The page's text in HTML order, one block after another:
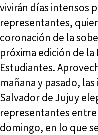
vivirán días intensos
representantes,
coronación de la
próxima edición de la
Estudiantes.
mañana y pasado,
Salvador de Jujuy
representantes
domingo, en lo que